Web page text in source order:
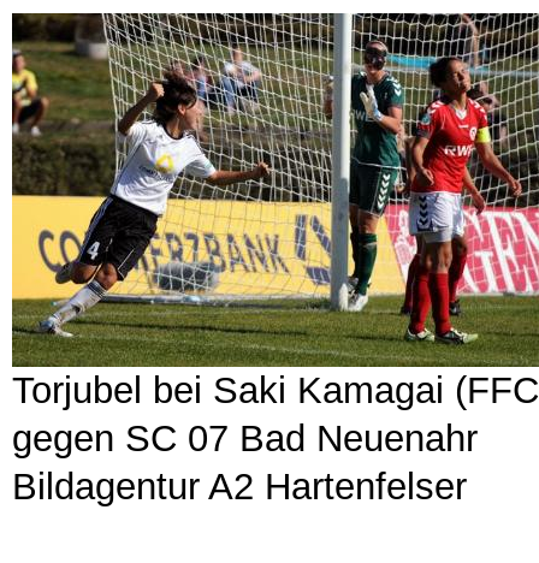
Torjubel bei Saki Kamagai
gegen SC 07 Bad Neuenahr
Bildagentur A2 Hartenfelser